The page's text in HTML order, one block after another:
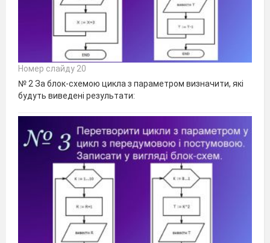
Номер слайду 20
№ 2 За блок-схемою цикла з параметром визначити, які
будуть виведені результати: